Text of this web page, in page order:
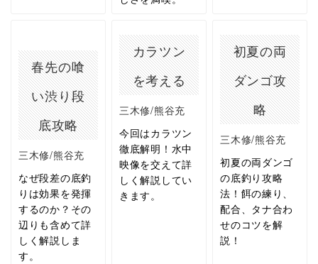
春先の喰
い渋り段
底攻略
三木修/熊谷充
なぜ段差の底釣
りは効果を発揮
するのか？その
辺りも含めて詳
しく解説しま
す。
カラツン
を考える
三木修/熊谷充
今回はカラツン
徹底解明！水中
映像を交えて詳
しく解説してい
きます。
初夏の両
ダンゴ攻
略
三木修/熊谷充
初夏の両ダンゴ
の底釣り攻略
法！餌の練り、
配合、タナ合わ
せのコツを解
説！